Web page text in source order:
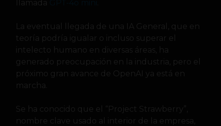
llamada
La eventual llegada de una IA General, que en
teoría podría igualar o incluso superar el
intelecto humano en diversas áreas, ha
generado preocupación en la industria, pero el
próximo gran avance de OpenAI ya está en
marcha.
Se ha conocido que el “Project Strawberry”,
nombre clave usado al interior de la empresa,